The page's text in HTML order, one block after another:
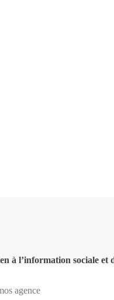
à l’information sociale et
agence